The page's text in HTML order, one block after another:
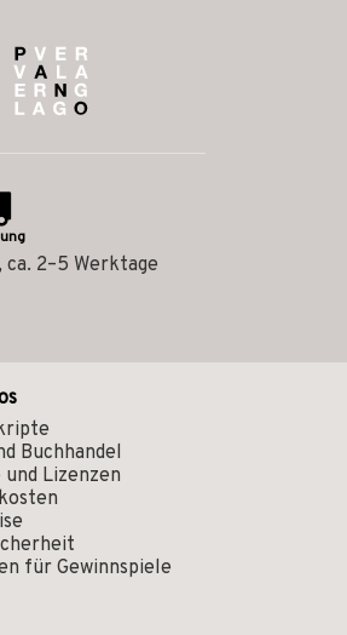
2–5 Werktage
Buchhandel
Lizenzen
für Gewinnspiele